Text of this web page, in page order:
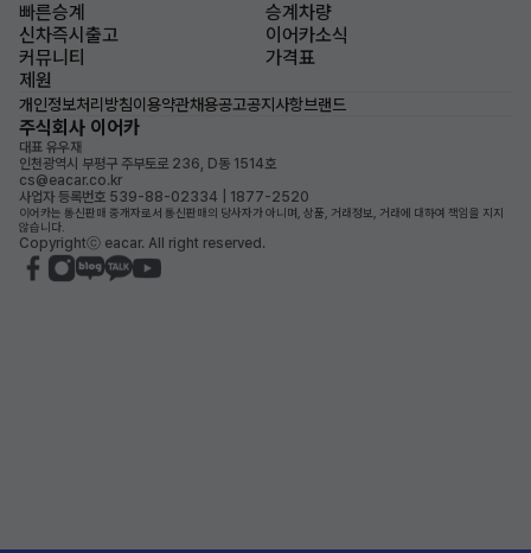
빠른승계
승계차량
신차즉시출고
이어카소식
커뮤니티
가격표
제원
개인정보처리방침이용약관채용공고공지사항브랜드
주식회사 이어카
대표 유우재
인천광역시 부평구 주부토로 236, D동 1514호
cs@eacar.co.kr
사업자 등록번호 539-88-02334 | 1877-2520
이어카는 통신판매 중개자로서 통신판매의 당사자가 아니며, 상품, 거래정보, 거래에 대하여 책임을 지지
않습니다.
Copyrightⓒ eacar. All right reserved.